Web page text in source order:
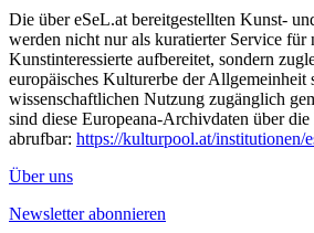
Die über eSeL.at bereitgestellten Kunst-
werden nicht nur als kuratierter Service für
Kunstinteressierte aufbereitet, sondern
europäisches Kulturerbe der Allgemeinheit
wissenschaftlichen Nutzung zugänglich
sind diese Europeana-Archivdaten über
abrufbar: https://kulturpool.at/institutionen/
Über uns
Newsletter abonnieren